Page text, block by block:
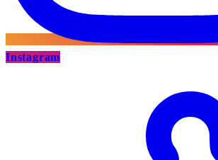
Instagram